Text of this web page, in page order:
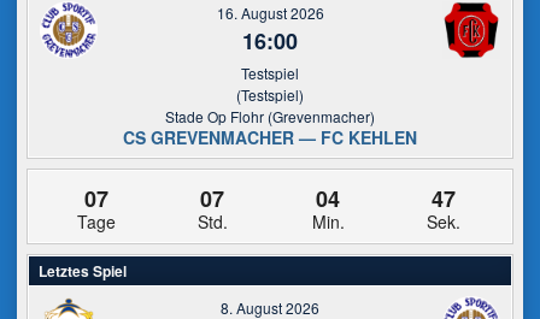
16. August 2026
16:00
Testspiel
(Testspiel)
Stade Op Flohr (Grevenmacher)
CS GREVENMACHER — FC KEHLEN
07
Tage
07
Std.
04
Min.
47
Sek.
Letztes Spiel
8. August 2026